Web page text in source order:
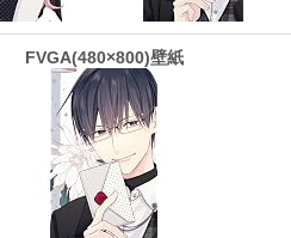
FVGA(480×800)壁紙